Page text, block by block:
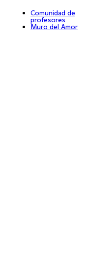
Comunidad de
profesores
Muro del Amor